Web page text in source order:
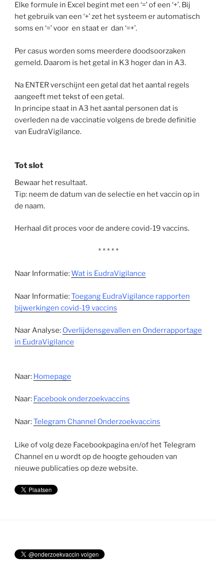
Elke formule in Excel begint met een ‘=’ of een ‘+’. Bij
het gebruik van een ‘+’ zet het systeem er automatisch
soms en ‘=’ voor en staat er dan ‘=+’.
Per casus worden soms meerdere doodsoorzaken
gemeld. Daarom is het getal in K3 hoger dan in A3.
Na ENTER verschijnt een getal dat het aantal regels
aangeeft met tekst of een getal.
In principe staat in A3 het aantal personen dat is
overleden na de vaccinatie volgens de brede definitie
van EudraVigilance.
Tot slot
Bewaar het resultaat.
Tip: neem de datum van de selectie en het vaccin op in
de naam.
Herhaal dit proces voor de andere covid-19 vaccins.
* * * * *
Naar Informatie:Wat is EudraVigilance
Naar Informatie:Toegang EudraVigilance rapporten
bijwerkingen covid-19 vaccins
Naar Analyse: Overlijdensgevallen en Onderrapportage
in EudraVigilance
Naar: Homepage
Naar: Facebook onderzoekvaccins
Naar:Telegram Channel Onderzoekvaccins
Like of volg deze Facebookpagina en/of het Telegram
Channel en u wordt op de hoogte gehouden van
nieuwe publicaties op deze website.